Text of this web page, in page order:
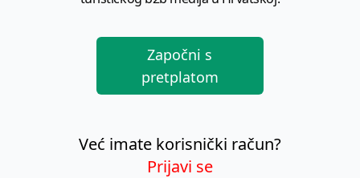
Započni s
pretplatom
Već imate korisnički račun?
Prijavi se